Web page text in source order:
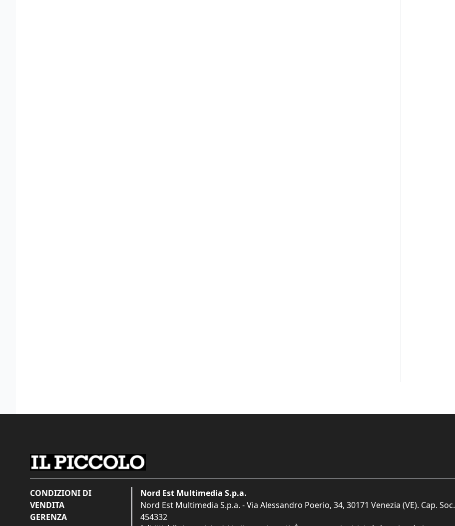
CONDIZIONI DI
VENDITA
GERENZA
Nord Est Multimedia S.p.a.
Nord Est Multimedia S.p.a. - Via Alessandro Poerio, 34, 30171 Venezia (VE). Cap.
454332